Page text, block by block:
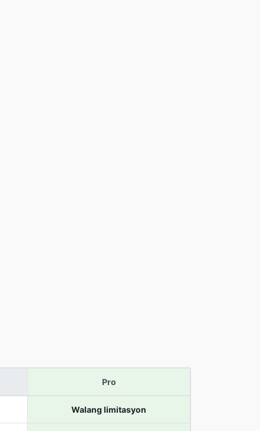
Pro
Walang limitasyon